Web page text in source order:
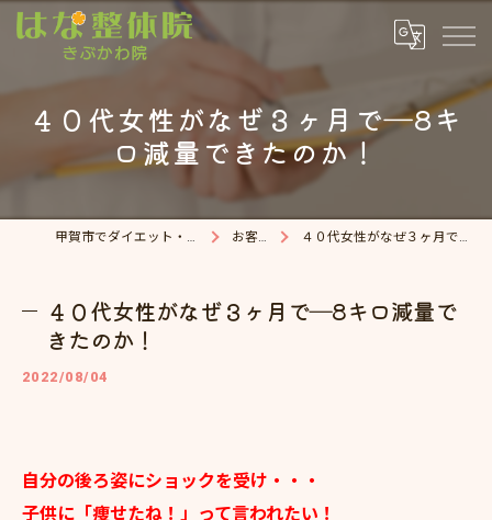
４０代女性がなぜ３ヶ月で―8キ
ロ減量できたのか！
甲賀市でダイエット・整体院ならはな整体院 お客様の声 ４０代女性がなぜ３ヶ月で―8キロ減量できたのか！
４０代女性がなぜ３ヶ月で―8キロ減量で
きたのか！
2022/08/04
自分の後ろ姿にショックを受け・・・
子供に「痩せたね！」って言われたい！